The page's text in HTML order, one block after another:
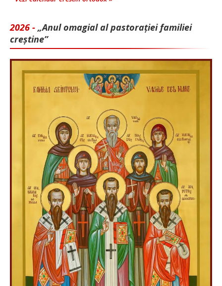
2026 - „Anul omagial al pastorației familiei
creștine”